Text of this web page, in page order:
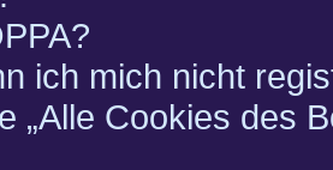
ich mich nicht
„Alle Cookies des